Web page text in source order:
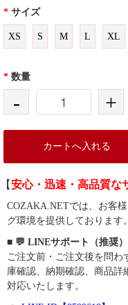
* サイズ
XS S M L XL
* 数量
- +
カートへ入れる
【安心・迅速・高品質な
COZAKA.NETでは、お客
グ環境を提供しております。
■ 💬 LINEサポート（推奨）
ご注文前・ご注文後を問
庫確認、納期確認、商品詳
対応いたします。